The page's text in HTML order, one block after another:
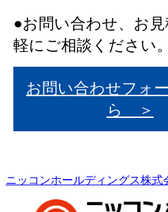
●お問い合わせ、お
軽にご相談ください。
お問い合わせフォ
ら ＞
ニッコンホールディングス株式